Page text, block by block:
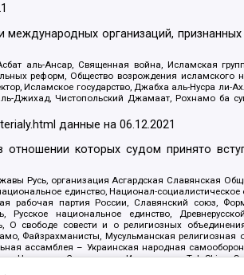
организаций,
аль-Ансар, Священная война, Исламская
реформ, Общество возрождения
Исламское государство, Джабха аль-Нусра
Чистопольский Джамаат, Рохнамо ба
данные на06.12.2021
которых судом принято
Русь, организация Асгардская Славянская
единство, Национал-
рабочая партия России, Славянский союз,
национальное единство,
свободе совести и о религиозных
Файзрахманисты, Мусульманская
ассамблея – Украинская народная
Народная Социальная Инициатива, TulaSkins,